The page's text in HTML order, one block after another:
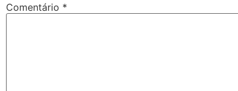
Comentário *